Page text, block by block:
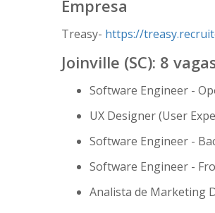
Empresa
Treasy- https://
Joinville (SC): 8
Software Engineer -
UX Designer (User
Software Engineer -
Software Engineer -
Analista de Marketing